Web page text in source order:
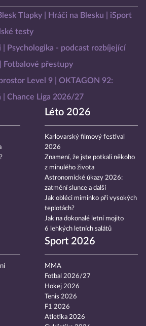
Tlapky Hráči na Blesku
iSport
testy
Psychologika - podcast rozbíjející
Fotbalové přestupy
Level 9
OKTAGON 92:
Chance Liga 2026/27
Léto 2026
Karlovarský filmový festival
2026
Znamení, že jste potkali někoho
z minulého života
Astronomické úkazy 2026:
zatmění slunce a další
Jak obléci miminko při vysokých
teplotách?
Jak na dokonalé letní mojito
6 lehkých letních salátů
Sport 2026
MMA
Fotbal 2026/27
Hokej 2026
Tenis 2026
F1 2026
Atletika 2026